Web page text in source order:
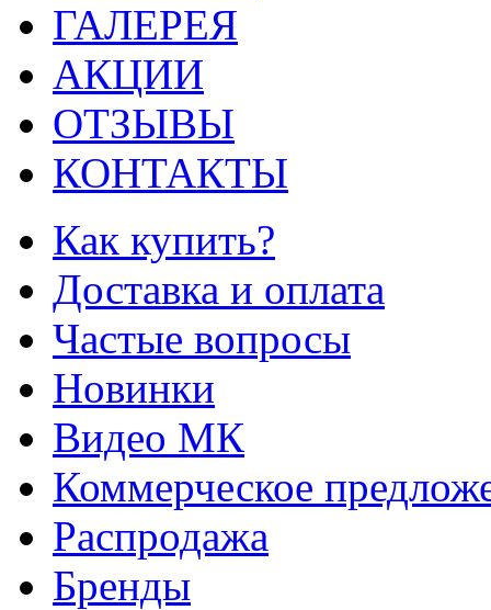
ГАЛЕРЕЯ
АКЦИИ
ОТЗЫВЫ
КОНТАКТЫ
Как купить?
Доставка и оплата
Частые вопросы
Новинки
Видео МК
Коммерческое
Распродажа
Бренды